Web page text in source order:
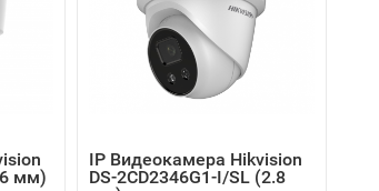
мм)
IP Видеокамера Hikvision
DS-2CD2346G1-I/SL (2.8